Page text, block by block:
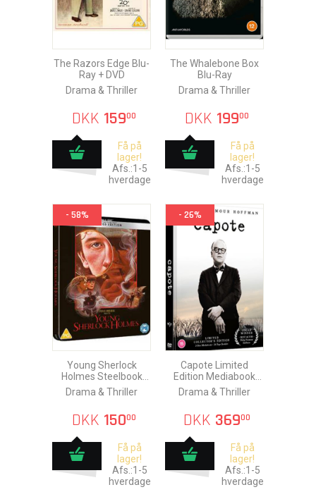
The Razors Edge Blu-
Ray + DVD
Drama & Thriller
DKK 15900
Få på
lager!
Afs.:1-5
hverdage
The Whalebone Box
Blu-Ray
Drama & Thriller
DKK 19900
Få på
lager!
Afs.:1-5
hverdage
- 58%
Young Sherlock
Holmes Steelbook
Limited Edition Blu-
Ray
Drama & Thriller
DKK 15000
Få på
lager!
Afs.:1-5
hverdage
- 26%
Capote Limited
Edition Mediabook
Blu-Ray + DVD
Drama & Thriller
DKK 36900
Få på
lager!
Afs.:1-5
hverdage